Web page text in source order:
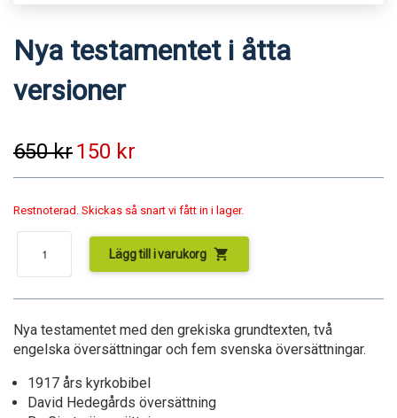
Nya testamentet i åtta
versioner
650kr150 kr
Restnoterad. Skickas så snart vi fått in i lager.
Lägg till i varukorg shopping_cart
Nya testamentet med den grekiska grundtexten, två
engelska översättningar och fem svenska översättningar.
1917 års kyrkobibel
David Hedegårds översättning